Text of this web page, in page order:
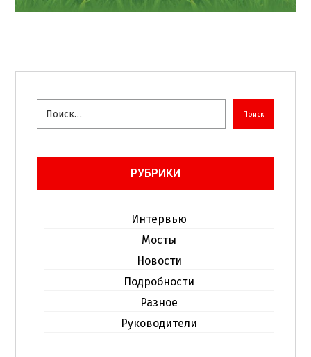
Поиск
РУБРИКИ
Интервью
Мосты
Новости
Подробности
Разное
Руководители